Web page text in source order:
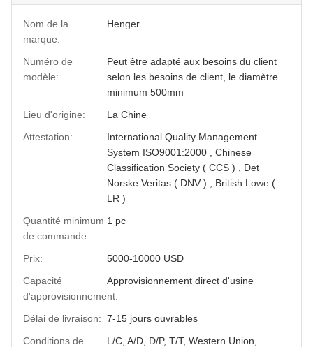
Nom de la
marque:
Henger
Numéro de
modèle:
Peut être adapté aux besoins du client
selon les besoins de client, le diamètre
minimum 500mm
Lieu d'origine:
La Chine
Attestation:
International Quality Management
System ISO9001:2000 , Chinese
Classification Society ( CCS ) , Det
Norske Veritas ( DNV ) , British Lowe (
LR )
Quantité minimum
de commande:
1 pc
Prix:
5000-10000 USD
Capacité
d'approvisionnement:
Approvisionnement direct d'usine
Délai de livraison: 7-15 jours ouvrables
Conditions de
L/C, A/D, D/P, T/T, Western Union,